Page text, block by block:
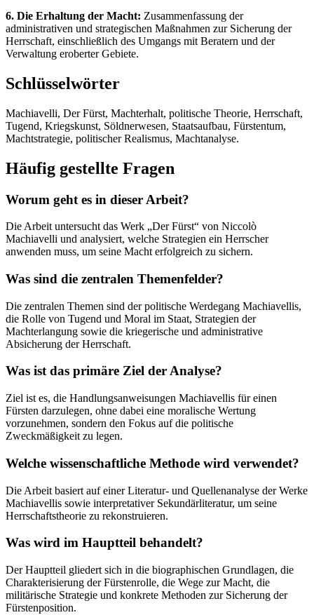
6. Die Erhaltung der Macht: Zusammenfassung der
administrativen und strategischen Maßnahmen zur Sicherung der
Herrschaft, einschließlich des Umgangs mit Beratern und der
Verwaltung eroberter Gebiete.
Schlüsselwörter
Machiavelli, Der Fürst, Machterhalt, politische Theorie, Herrschaft,
Tugend, Kriegskunst, Söldnerwesen, Staatsaufbau, Fürstentum,
Machtstrategie, politischer Realismus, Machtanalyse.
Häufig gestellte Fragen
Worum geht es in dieser Arbeit?
Die Arbeit untersucht das Werk „Der Fürst“ von Niccolò
Machiavelli und analysiert, welche Strategien ein Herrscher
anwenden muss, um seine Macht erfolgreich zu sichern.
Was sind die zentralen Themenfelder?
Die zentralen Themen sind der politische Werdegang Machiavellis,
die Rolle von Tugend und Moral im Staat, Strategien der
Machterlangung sowie die kriegerische und administrative
Absicherung der Herrschaft.
Was ist das primäre Ziel der Analyse?
Ziel ist es, die Handlungsanweisungen Machiavellis für einen
Fürsten darzulegen, ohne dabei eine moralische Wertung
vorzunehmen, sondern den Fokus auf die politische
Zweckmäßigkeit zu legen.
Welche wissenschaftliche Methode wird verwendet?
Die Arbeit basiert auf einer Literatur- und Quellenanalyse der Werke
Machiavellis sowie interpretativer Sekundärliteratur, um seine
Herrschaftstheorie zu rekonstruieren.
Was wird im Hauptteil behandelt?
Der Hauptteil gliedert sich in die biographischen Grundlagen, die
Charakterisierung der Fürstenrolle, die Wege zur Macht, die
militärische Strategie und konkrete Methoden zur Sicherung der
Fürstenposition.